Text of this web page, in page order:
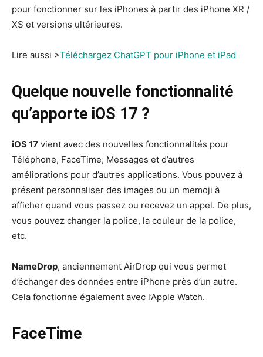
pour fonctionner sur les iPhones à partir des iPhone XR /
XS et versions ultérieures.
Lire aussi >Téléchargez ChatGPT pour iPhone et iPad
Quelque nouvelle fonctionnalité
qu’apporte iOS 17 ?
iOS 17 vient avec des nouvelles fonctionnalités pour
Téléphone, FaceTime, Messages et d’autres
améliorations pour d’autres applications. Vous pouvez à
présent personnaliser des images ou un memoji à
afficher quand vous passez ou recevez un appel. De plus,
vous pouvez changer la police, la couleur de la police,
etc.
NameDrop, anciennement AirDrop qui vous permet
d’échanger des données entre iPhone près d’un autre.
Cela fonctionne également avec l’Apple Watch.
FaceTime